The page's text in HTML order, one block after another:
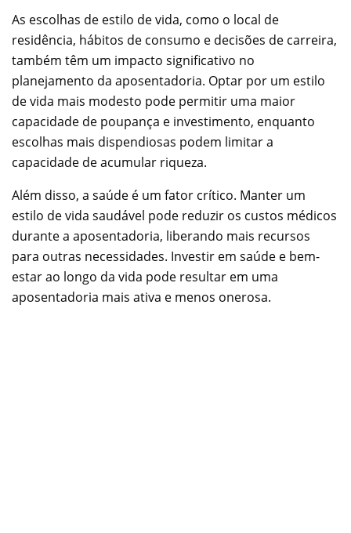
As escolhas de estilo de vida, como o local de
residência, hábitos de consumo e decisões de carreira,
também têm um impacto significativo no
planejamento da aposentadoria. Optar por um estilo
de vida mais modesto pode permitir uma maior
capacidade de poupança e investimento, enquanto
escolhas mais dispendiosas podem limitar a
capacidade de acumular riqueza.
Além disso, a saúde é um fator crítico. Manter um
estilo de vida saudável pode reduzir os custos médicos
durante a aposentadoria, liberando mais recursos
para outras necessidades. Investir em saúde e bem-
estar ao longo da vida pode resultar em uma
aposentadoria mais ativa e menos onerosa.